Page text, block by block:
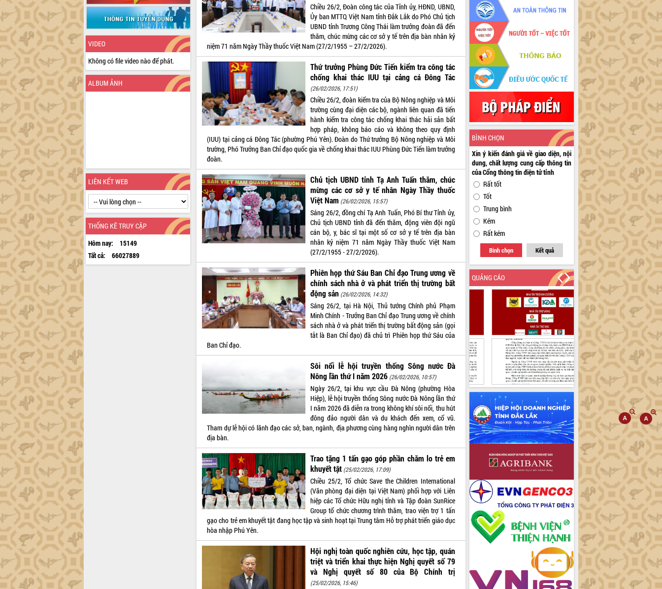
VIDEO
Không có file video nào để phát.
ALBUM ẢNH
LIÊN KẾT WEB
THỐNG KÊ TRUY CẬP
Hôm nay:
15149
Tất cả:
66027889
Chiều 26/2, Đoàn công tác của Tỉnh ủy, HĐND, UBND,
Ủy ban MTTQ Việt Nam tỉnh Đắk Lắk do Phó Chủ tịch
UBND tỉnh Trương Công Thái làm trưởng đoàn đã đến
thăm, chúc mừng các cơ sở y tế trên địa bàn nhân kỷ
niệm 71 năm Ngày Thầy thuốc Việt Nam (27/2/1955 – 27/2/2026).
Thứ trưởng Phùng Đức Tiến kiểm tra công tác
chống khai thác IUU tại cảng cá Đông Tác
(26/02/2026, 17:51)
Chiều 26/2, đoàn kiểm tra của Bộ Nông nghiệp và Môi
trường cùng đại diện các bộ, ngành liên quan đã tiến
hành kiểm tra công tác chống khai thác hải sản bất
hợp pháp, không báo cáo và không theo quy định
(IUU) tại cảng cá Đông Tác (phường Phú Yên). Đoàn do Thứ trưởng Bộ Nông nghiệp và Môi
trường, Phó Trưởng Ban Chỉ đạo quốc gia về chống khai thác IUU Phùng Đức Tiến làm trưởng
đoàn.
Chủ tịch UBND tỉnh Tạ Anh Tuấn thăm, chúc
mừng các cơ sở y tế nhân Ngày Thầy thuốc
Việt Nam (26/02/2026, 15:57)
Sáng 26/2, đồng chí Tạ Anh Tuấn, Phó Bí thư Tỉnh ủy,
Chủ tịch UBND tỉnh đã đến thăm, động viên đội ngũ
cán bộ, y, bác sĩ tại một số cơ sở y tế trên địa bàn
nhân kỷ niệm 71 năm Ngày Thầy thuốc Việt Nam
(27/2/1955 - 27/2/2026).
Phiên họp thứ Sáu Ban Chỉ đạo Trung ương về
chính sách nhà ở và phát triển thị trường bất
động sản (26/02/2026, 14:32)
Sáng 26/2, tại Hà Nội, Thủ tướng Chính phủ Phạm
Minh Chính - Trưởng Ban Chỉ đạo Trung ương về chính
sách nhà ở và phát triển thị trường bất động sản (gọi
tắt là Ban Chỉ đạo) đã chủ trì Phiên họp thứ Sáu của
Ban Chỉ đạo.
Sôi nổi lễ hội truyền thống Sông nước Đà
Nông lần thứ I năm 2026 (26/02/2026, 10:57)
Ngày 26/2, tại khu vực cầu Đà Nông (phường Hòa
Hiệp), lễ hội truyền thống Sông nước Đà Nông lần thứ
I năm 2026 đã diễn ra trong không khí sôi nổi, thu hút
đông đảo người dân và du khách đến xem, cổ vũ.
Tham dự lễ hội có lãnh đạo các sở, ban, ngành, địa phương cùng hàng nghìn người dân trên
địa bàn.
Trao tặng 1 tấn gạo góp phần chăm lo trẻ em
khuyết tật (25/02/2026, 17:09)
Chiều 25/2, Tổ chức Save the Children International
(Văn phòng đại diện tại Việt Nam) phối hợp với Liên
hiệp các Tổ chức Hữu nghị tỉnh và Tập đoàn SunRice
Group tổ chức chương trình thăm, trao viện trợ 1 tấn
gạo cho trẻ em khuyết tật đang học tập và sinh hoạt tại Trung tâm Hỗ trợ phát triển giáo dục
hòa nhập Phú Yên.
Hội nghị toàn quốc nghiên cứu, học tập, quán
triệt và triển khai thực hiện Nghị quyết số 79
và Nghị quyết số 80 của Bộ Chính trị
(25/02/2026, 15:46)
BÌNH CHỌN
Xin ý kiến đánh giá về giao diện, nội
dung, chất lượng cung cấp thông tin
của Cổng thông tin điện tử tỉnh
Rất tốt
Tốt
Trung bình
Kém
Rất kém
Bình chọn Kết quả
QUẢNG CÁO